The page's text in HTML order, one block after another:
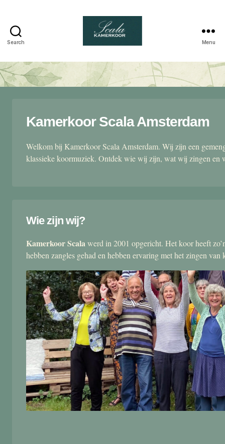
Search
kamerkoor
Menu
Kamerkoor Scala Amsterdam
Welkom bij Kamerkoor Scala Amsterdam. Wij zijn een
klassieke koormuziek. Ontdek wie wij zijn, wat wij zingen en
Wie zijn wij?
Kamerkoor Scalawerd in 2001 opgericht. Het koor heeft
hebben zangles gehad en hebben ervaring met het zingen van